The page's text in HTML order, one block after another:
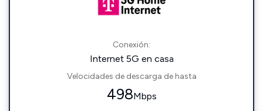
Conexión:
Internet 5G en casa
Velocidades de descarga de hasta
498Mbps